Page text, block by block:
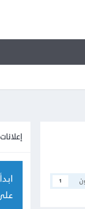
1
إعلانات